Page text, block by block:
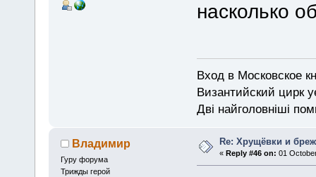
насколько
Вход в Московское
Византийский цирк
Дві найголовніші
Владимир
Гуру форума
Трижды герой
Re: Хрущёвки и
«Reply #46 on: 01